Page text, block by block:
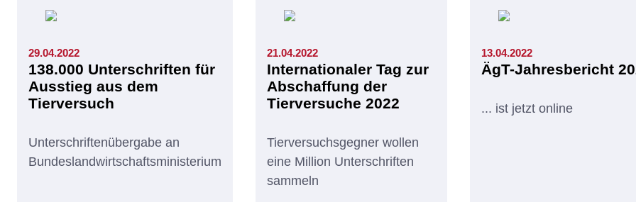
29.04.2022
138.000 Unterschriften für
Ausstieg aus dem
Tierversuch
Unterschriftenübergabe an
Bundeslandwirtschaftsministerium
21.04.2022
Internationaler Tag zur
Abschaffung der
Tierversuche 2022
Tierversuchsgegner wollen
eine Million Unterschriften
sammeln
13.04.2022
ÄgT-Jahresbericht
... ist jetzt online